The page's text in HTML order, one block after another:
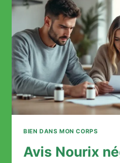
BIEN DANS MON CORPS
Avis Nourix